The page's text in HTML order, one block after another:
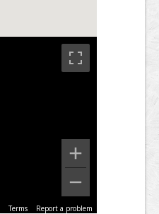
Terms Report a problem